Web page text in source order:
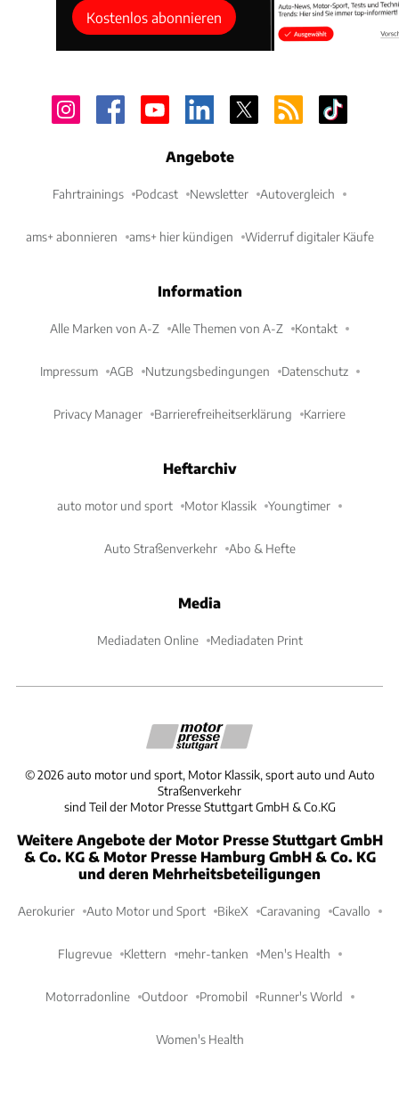
Kostenlos abonnieren
Angebote
Fahrtrainings Podcast Newsletter Autovergleich
ams+ abonnieren ams+ hier kündigen Widerruf digitaler Käufe
Information
Alle Marken von A-Z Alle Themen von A-Z Kontakt
Impressum AGB Nutzungsbedingungen Datenschutz
Privacy Manager Barrierefreiheitserklärung Karriere
Heftarchiv
auto motor und sport Motor Klassik Youngtimer
Auto Straßenverkehr Abo & Hefte
Media
Mediadaten Online Mediadaten Print
©2026 auto motor und sport, Motor Klassik, sport auto und Auto
Straßenverkehr
sind Teil der Motor Presse Stuttgart GmbH & Co.KG
Weitere Angebote der Motor Presse Stuttgart GmbH
& Co. KG & Motor Presse Hamburg GmbH & Co. KG
und deren Mehrheitsbeteiligungen
Aerokurier Auto Motor und Sport BikeX Caravaning Cavallo
Flugrevue Klettern mehr-tanken Men's Health
Motorradonline Outdoor Promobil Runner's World
Women's Health